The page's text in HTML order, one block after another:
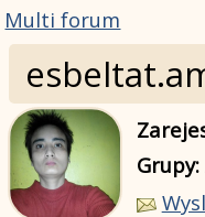
Multi forum
Grupy: